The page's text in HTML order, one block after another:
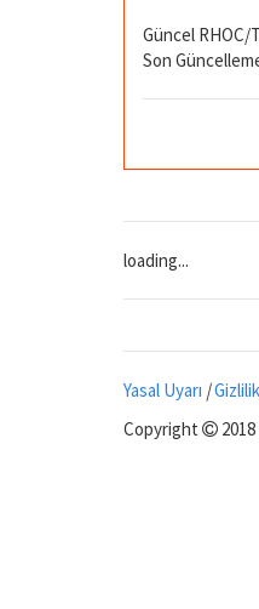
Güncel RHOC/
Son
loading...
Yasal Uyarı |
Copyright
2018